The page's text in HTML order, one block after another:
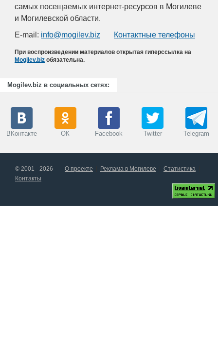
самых посещаемых интернет-ресурсов в Могилеве
и Могилевской области.
E-mail: info@mogilev.biz Контактные телефоны
При воспроизведении материалов открытая гиперссылка на
Mogilev.biz обязательна.
Mogilev.biz в социальных сетях:
ВКонтакте ОК Facebook Twitter Telegram
© 2001 - 2026 О проекте Реклама в Могилеве
Статистика
Контакты